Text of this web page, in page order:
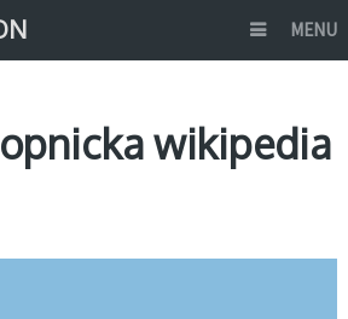
MENU
wikipedia